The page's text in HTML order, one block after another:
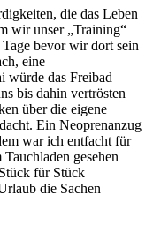
die das Leben
wir unser „Training“
bevor wir dort sein
eine
würde das Freibad
bis dahin vertrösten
über die eigene
Ein Neoprenanzug
war ich entfacht für
gesehen
für Stück
die Sachen